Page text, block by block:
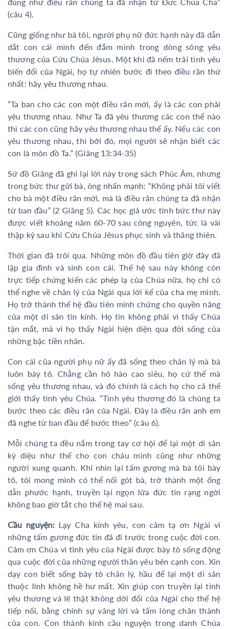
(câu 4).
Cũng giống như bà tôi, người phụ nữ đức hạnh này đã dẫn
dắt con cái mình đến đắm mình trong dòng sông yêu
thương của Cứu Chúa Jêsus. Một khi đã nếm trải tình yêu
biến đổi của Ngài, họ tự nhiên bước đi theo điều răn thứ
nhất: hãy yêu thương nhau.
“Ta ban cho các con một điều răn mới, ấy là các con phải
yêu thương nhau. Như Ta đã yêu thương các con thể nào
thì các con cũng hãy yêu thương nhau thể ấy. Nếu các con
yêu thương nhau, thì bởi đó, mọi người sẽ nhận biết các
con là môn đồ Ta.” (Giăng 13:34-35)
Sứ đồ Giăng đã ghi lại lời này trong sách Phúc Âm, nhưng
trong bức thư gửi bà, ông nhấn mạnh: “Không phải tôi viết
cho bà một điều răn mới, mà là điều răn chúng ta đã nhận
từ ban đầu” (2 Giăng 5). Các học giả ước tính bức thư này
được viết khoảng năm 60-70 sau công nguyên, tức là vài
thập kỷ sau khi Cứu Chúa Jêsus phục sinh và thăng thiên.
Thời gian đã trôi qua. Những môn đồ đầu tiên giờ đây đã
lập gia đình và sinh con cái. Thế hệ sau này không còn
trực tiếp chứng kiến các phép lạ của Chúa nữa, họ chỉ có
thể nghe về chân lý của Ngài qua lời kể của cha mẹ mình.
Họ trở thành thế hệ đầu tiên minh chứng cho quyền năng
của một di sản tin kính. Họ tin không phải vì thấy Chúa
tận mắt, mà vì họ thấy Ngài hiện diện qua đời sống của
những bậc tiền nhân.
Con cái của người phụ nữ ấy đã sống theo chân lý mà bà
luôn bày tỏ. Chẳng cần hô hào cao siêu, họ cứ thế mà
sống yêu thương nhau, và đó chính là cách họ cho cả thế
giới thấy tình yêu Chúa. “Tình yêu thương đó là chúng ta
bước theo các điều răn của Ngài. Đây là điều răn anh em
đã nghe từ ban đầu để bước theo” (câu 6).
Mỗi chúng ta đều nắm trong tay cơ hội để lại một di sản
kỳ diệu như thế cho con cháu mình cũng như những
người xung quanh. Khi nhìn lại tấm gương mà bà tôi bày
tỏ, tôi mong mình có thể nối gót bà, trở thành một ống
dẫn phước hạnh, truyền lại ngọn lửa đức tin rạng ngời
không bao giờ tắt cho thế hệ mai sau.
Cầu nguyện: Lạy Cha kính yêu, con cảm tạ ơn Ngài vì
những tấm gương đức tin đã đi trước trong cuộc đời con.
Cảm ơn Chúa vì tình yêu của Ngài được bày tỏ sống động
qua cuộc đời của những người thân yêu bên cạnh con. Xin
dạy con biết sống bày tỏ chân lý, hầu để lại một di sản
thuộc linh không hề hư mất. Xin giúp con truyền lại tình
yêu thương và lẽ thật không dời đổi của Ngài cho thế hệ
tiếp nối, bằng chính sự vâng lời và tấm lòng chân thành
của con. Con thành kính cầu nguyện trong danh Chúa